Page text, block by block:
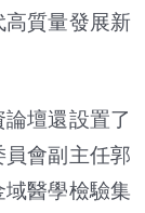
質量發展新
壇還設置了
會副主任郭
醫學檢驗集